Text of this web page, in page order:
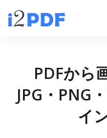
PDFから
JPG・PNG
イ